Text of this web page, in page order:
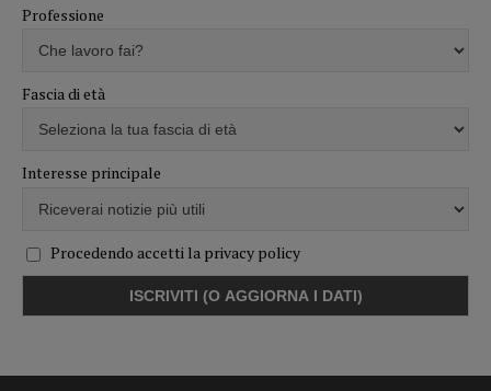
Professione
Fascia di età
Interesse principale
Procedendo accetti la privacy policy